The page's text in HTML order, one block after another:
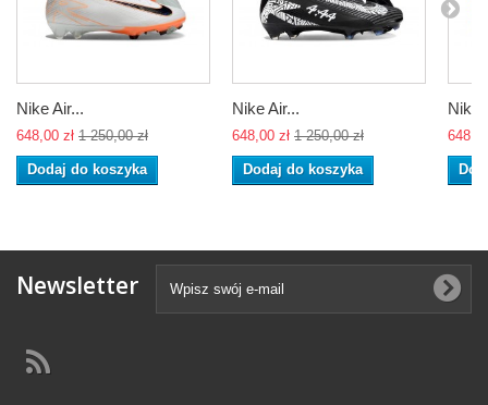
Nike Air...
648,00 zł 1 250,00 zł
Dodaj do koszyka
Nike Air...
648,00 zł 1 250,00 zł
Dodaj do koszyka
Nike
Newsletter